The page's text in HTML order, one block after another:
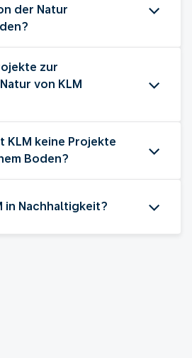
der Natur
zur
von KLM
KLM keine Projekte
Boden?
in Nachhaltigkeit?